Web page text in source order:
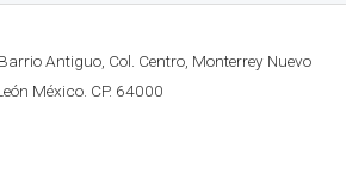
Antiguo, Col. Centro, Monterrey Nuevo
México. CP. 64000